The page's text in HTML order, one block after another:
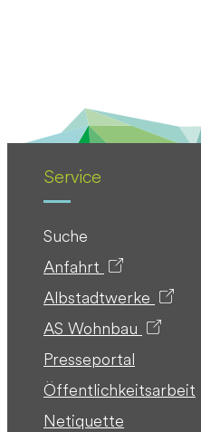
Service
Suche
Anfahrt
Albstadtwerke
AS Wohnbau
Presseportal
Öffentlichkeitsarbeit
Netiquette